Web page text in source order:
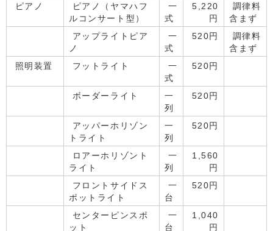
ピアノ
ピアノ（ヤマハフ
ルコンサート型）
一
式
5,220
円
調律料
含まず
アップライトピア
ノ
一
式
520円
調律料
含まず
照明装置
フットライト
一
式
520円
ボーダーライト
一
列
520円
アッパーホリゾン
トライト
一
列
520円
ロアーホリゾント
ライト
一
列
1,560
円
フロントサイドス
ポットライト
一
台
520円
センターピンスポ
ット
一
台
1,040
円